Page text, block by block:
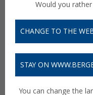
Would you
CHANGE TO THE
STAY ON
You can change the